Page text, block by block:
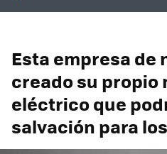
Esta empresa de
creado su propio
eléctrico que
salvación para